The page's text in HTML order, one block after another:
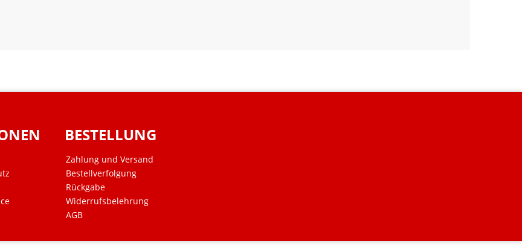
BESTELLUNG
Zahlung und Versand
Bestellverfolgung
Rückgabe
Widerrufsbelehrung
AGB